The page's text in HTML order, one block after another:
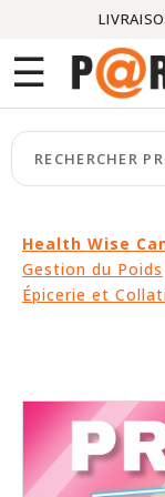
☰
Health Wise
Gestion du Poids
Épicerie et
Menu
CATÉGORIES
keyboard_arrow_right
MARQUES
keyboard_arrow_right
PACKAGES
keyboard_arrow_right
CI
LIQUIDATION
PARTENAIRES